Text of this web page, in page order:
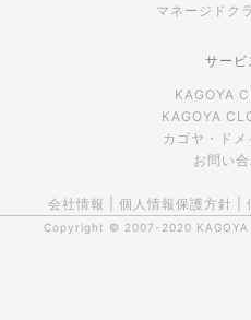
マネージドク
サービ
KAGOYA
KAGOYA
カゴヤ・ド
お問い
会社情報 個人情報保護方針
Copyright © 2007-2020